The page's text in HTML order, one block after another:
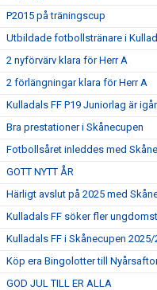
P2015 på träningscup
Utbildade fotbollstränare i
2 nyförvärv klara för Herr A
2 förlängningar klara för Herr A
Kulladals FF P19 Juniorlag är
Bra prestationer i Skånecupen
Fotbollsåret inleddes med
GOTT NYTT ÅR
Härligt avslut på 2025 med
Kulladals FF söker fler
Kulladals FF i Skånecupen 2025/
Köp era Bingolotter till
GOD JUL TILL ER ALLA